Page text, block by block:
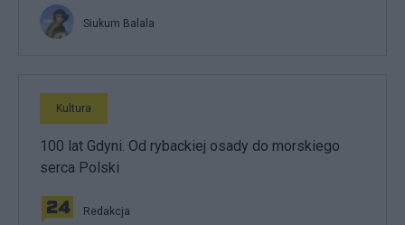
Siukum Balala
Kultura
100 lat Gdyni. Od rybackiej osady do morskiego
serca Polski
Redakcja